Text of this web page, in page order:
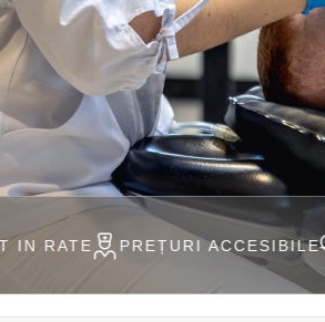
ACCESIBILE